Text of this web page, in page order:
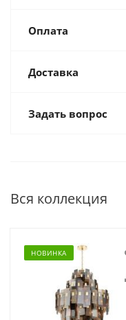
Оплата
Доставка
Задать вопрос
Вся коллекция
НОВИНКА